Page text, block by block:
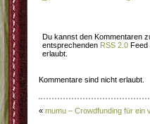
Du kannst den Kommentaren
entsprechenden RSS 2.0 Feed
erlaubt.
Kommentare sind nicht erlaubt.
« mumu – Crowdfunding für ein